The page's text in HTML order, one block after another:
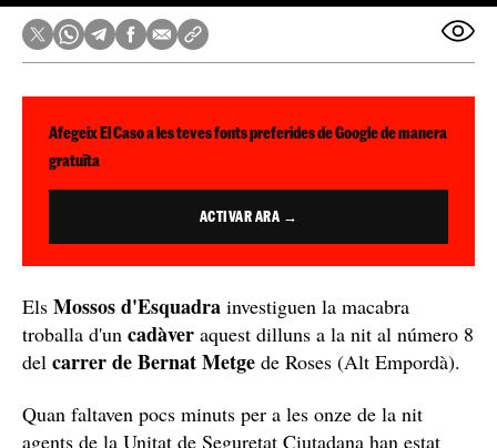
Afegeix El Caso a les teves fonts preferides de Google de manera
gratuïta
ACTIVAR ARA →
Els Mossos d'Esquadra investiguen la macabra
troballa d'un cadàver aquest dilluns a la nit al número 8
del carrer de Bernat Metge de Roses (Alt Empordà).
Quan faltaven pocs minuts per a les onze de la nit
agents de la Unitat de Seguretat Ciutadana han estat